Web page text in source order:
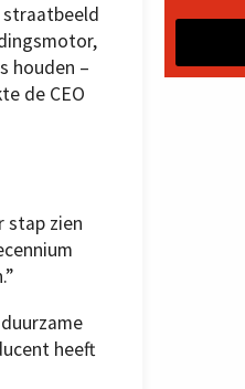
straatbeeld
houden –
de CEO
stap zien
heeft